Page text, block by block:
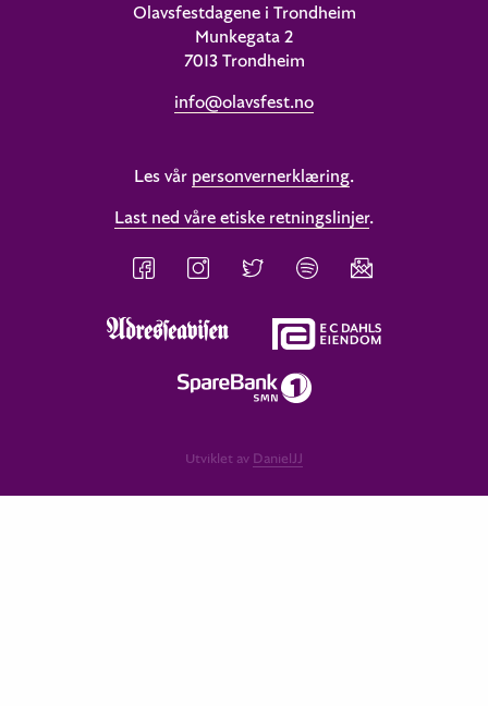
Olavsfestdagene i Trondheim
Munkegata 2
7013 Trondheim
info@olavsfest.no
Les vår personvernerklæring.
Last ned våre etiske retningslinjer.
Utviklet av DanielJJ